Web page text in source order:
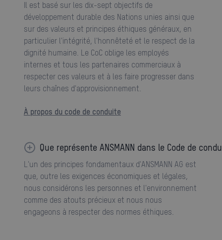
Il est basé sur les dix-sept objectifs de
développement durable des Nations unies ainsi que
sur des valeurs et principes éthiques généraux, en
particulier l'intégrité, l'honnêteté et le respect de la
dignité humaine. Le CoC oblige les employés
internes et tous les partenaires commerciaux à
respecter ces valeurs et à les faire progresser dans
leurs chaînes d'approvisionnement.
À propos du code de conduite
Que représente ANSMANN dans le Code de
L'un des principes fondamentaux d'ANSMANN AG est
que, outre les exigences économiques et légales,
nous considérons les personnes et l'environnement
comme des atouts précieux et nous nous
engageons à respecter des normes éthiques.